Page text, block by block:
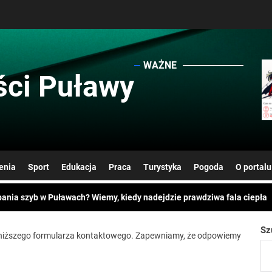
Puławy
WAŻNE
Sport Edukacja Praca Turystyka Pogoda O portalu
szyb w Puławach? Wiemy, kiedy nadejdzie prawdziwa fala ciepła
lidera grupy zbrojnej. „Łowcy Głów” zatrzymali 61-latka na ulicach
mają dziś pod górkę. Uwaga na rekordowe stężenie pyłku
wymagania, uprawnienia, wykształcenie
formularza kontaktowego. Zapewniamy, że odpowiemy